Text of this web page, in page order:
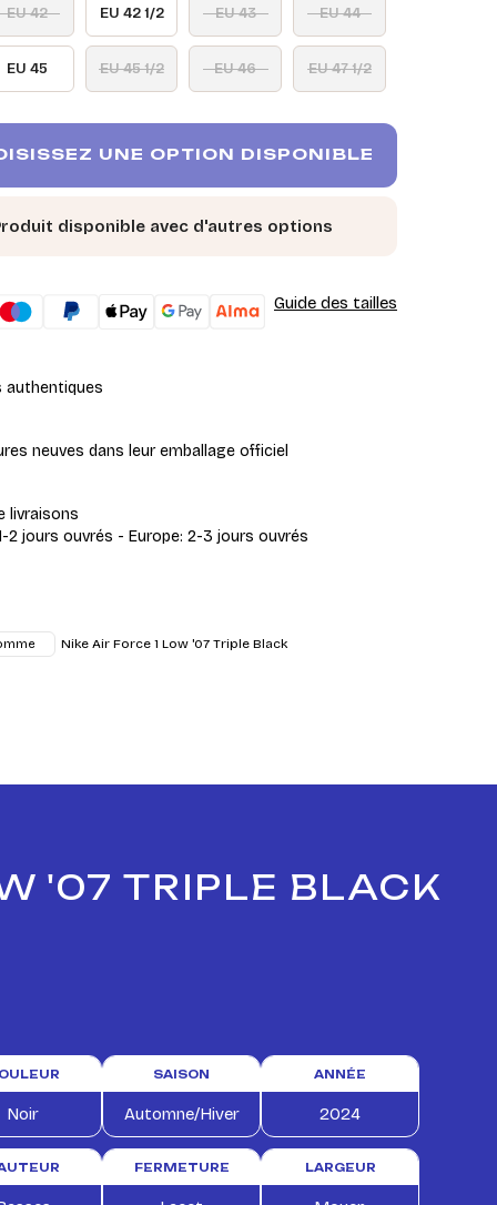
EU 42 EU 42 1/2 EU 43 EU 44
EU 45 EU 45 1/2 EU 46 EU 47 1/2
UNE OPTION DISPONIBLE
disponible avec d'autres options
Guide des tailles
authentiques
neuves dans leur emballage officiel
livraisons
2 jours ouvrés - Europe: 2-3 jours ouvrés
Nike Air Force 1 Low '07 Triple Black
'07 TRIPLE BLACK
Noir
SAISON
Automne/Hiver
ANNÉE
2024
FERMETURE LARGEUR